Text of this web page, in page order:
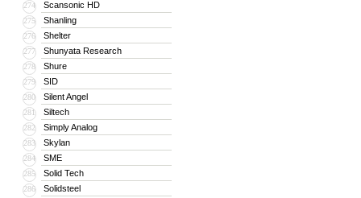
274 Scansonic HD
275 Shanling
276 Shelter
277 Shunyata Research
278 Shure
279 SID
280 Silent Angel
281 Siltech
282 Simply Analog
283 Skylan
284 SME
285 Solid Tech
286 Solidsteel